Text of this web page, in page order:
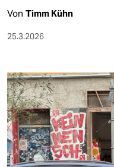
Von Timm Kühn
25.3.2026